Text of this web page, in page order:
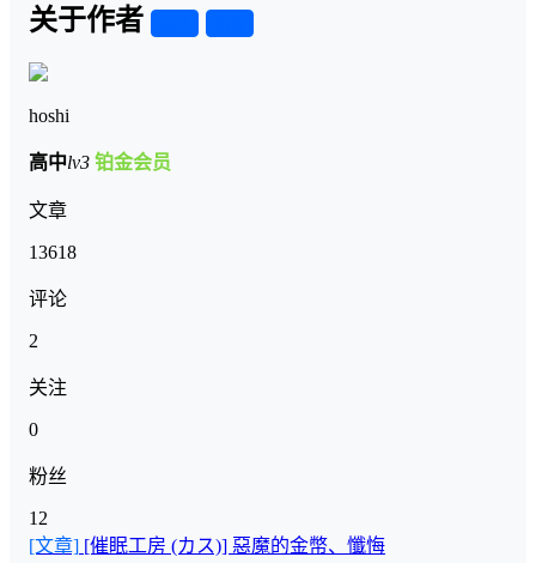
关于作者
hoshi
高中lv3 铂金会员
文章
13618
评论
2
关注
0
粉丝
12
[文章] [催眠工房 (カス)] 惡魔的金幣、懺悔